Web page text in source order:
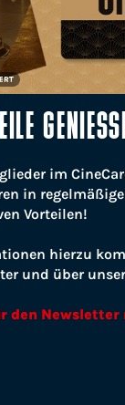
im
in
Vorteilen!
hierzu
und über
den